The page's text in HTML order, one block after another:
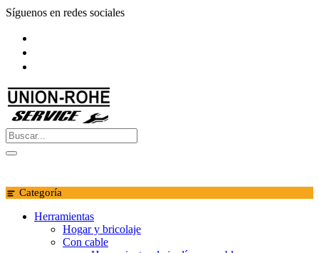
Saltar
contenido
Síguenos en redes sociales
Categoría
Herramientas
Hogar y bricolaje
Con cable